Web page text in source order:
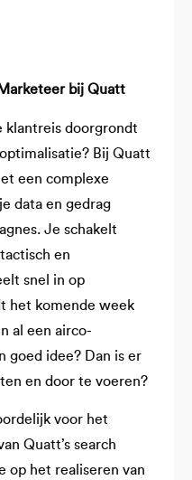
bij Quatt
klantreis doorgrondt
Bij Quatt
een complexe
data en gedrag
Je schakelt
en
snel in op
het komende week
al een airco-
goed idee? Dan is er
en door te voeren?
voor het
Quatt’s search
op het realiseren van